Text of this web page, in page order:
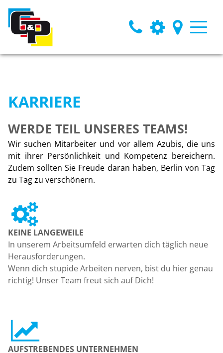
KARRIERE
WERDE TEIL UNSERES TEAMS!
Wir suchen Mitarbeiter und vor allem Azubis, die uns
mit ihrer Persönlichkeit und Kompetenz bereichern.
Zudem sollten Sie Freude daran haben, Berlin von Tag
zu Tag zu verschönern.
KEINE LANGEWEILE
In unserem Arbeitsumfeld erwarten dich täglich neue
Herausforderungen.
Wenn dich stupide Arbeiten nerven, bist du hier genau
richtig! Unser Team freut sich auf Dich!
AUFSTREBENDES UNTERNEHMEN